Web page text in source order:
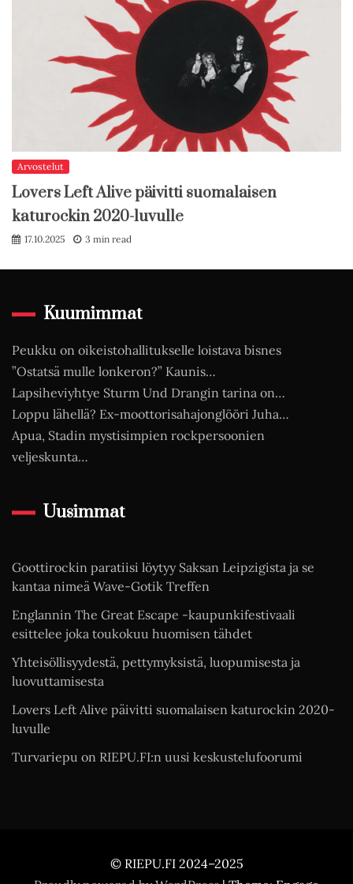
Arvostelut
Lovers Left Alive päivitti suomalaisen
katurockin 2020-luvulle
17.10.2025 3 min read
Kuumimmat
Peukku on oikeistohallitukselle loistava bisnes
”Ostatsä mulle lonkeron?” Kaunis…
Lapsiheviyhtye Sturm Und Drangin tarina on…
Loppu lähellä? Ex-moottorisahajonglööri Juha…
Apua, Stadin mystisimpien rockpersoonien
veljeskunta…
Uusimmat
Goottirockin paratiisi löytyy Saksan Leipzigista ja se
kantaa nimeä Wave-Gotik Treffen
Englannin The Great Escape -kaupunkifestivaali
esittelee joka toukokuu huomisen tähdet
Yhteisöllisyydestä, pettymyksistä, luopumisesta ja
luovuttamisesta
Lovers Left Alive päivitti suomalaisen katurockin 2020-
luvulle
Turvariepu on RIEPU.FI:n uusi keskustelufoorumi
© RIEPU.FI 2024–2025